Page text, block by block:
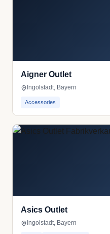
Aigner Outlet
Ingolstadt, Bayern
Accessories
Asics Outlet
Ingolstadt, Bayern